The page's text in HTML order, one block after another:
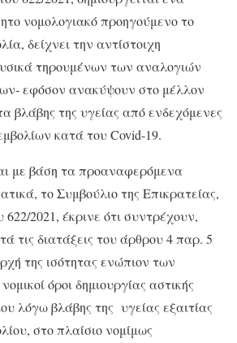
νομολογιακό προηγούμενο το
δείχνει την αντίστοιχη
τηρουμένων των αναλογιών
εφόσον ανακύψουν στο μέλλον
βλάβης της υγείας από ενδεχόμενες
κατά του Covid-19.
με βάση τα προαναφερόμενα
το Συμβούλιο της Επικρατείας,
2021, έκρινε ότι συντρέχουν,
τις διατάξεις του άρθρου 4 παρ. 5
της ισότητας ενώπιον των
όροι δημιουργίας αστικής
λόγω βλάβης της υγείας εξαιτίας
στο πλαίσιο νομίμως